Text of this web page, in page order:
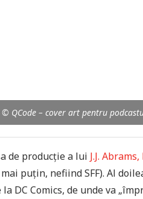
QCode – cover art pentru
de producție a lui J.J.
puțin, nefiind SFF). Al
DC Comics, de unde va